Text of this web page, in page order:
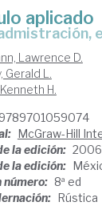
aplicado
admistración,
Lawrence D.
L.
H.
9789701059074
McGraw-Hill
la edición: 2006
la edición:
número: 8ª ed
Rústica